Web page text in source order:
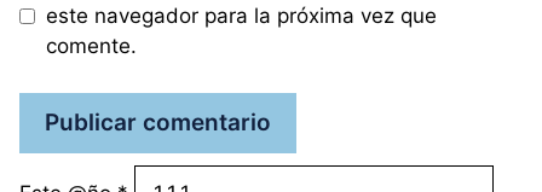
este navegador para la próxima vez que
comente.